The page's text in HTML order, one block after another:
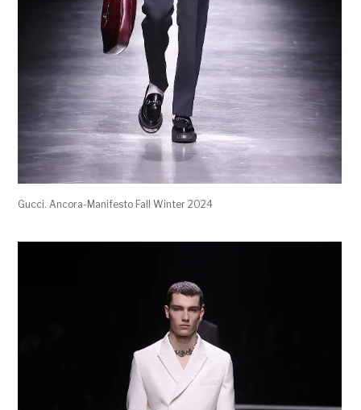
Gucci. Ancora-Manifesto Fall Winter 2024